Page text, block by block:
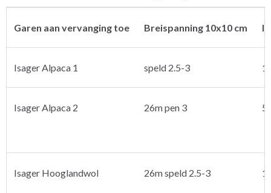
Garen aan vervanging toe Breispanning 10x10 cm
Isager Alpaca 1 speld 2.5-3
Isager Alpaca 2 26m pen 3
Isager Hooglandwol 26m speld 2.5-3